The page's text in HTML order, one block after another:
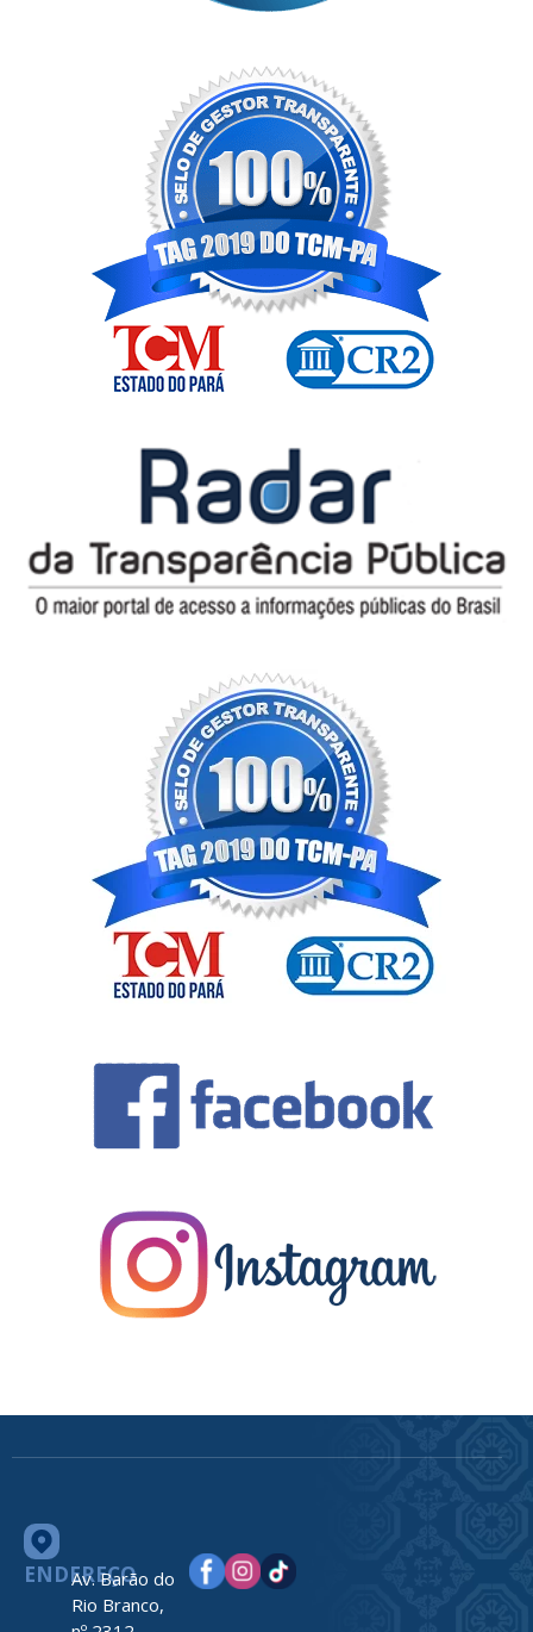
ENDEREÇO
Av. Barão do
Rio Branco,